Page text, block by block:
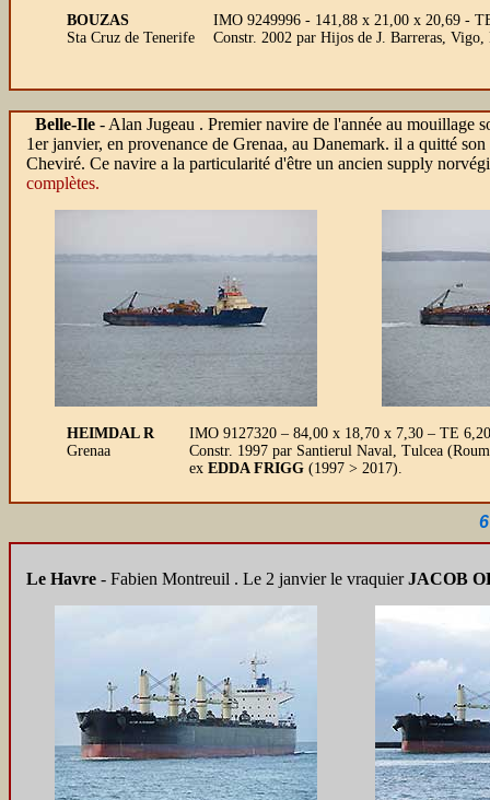
BOUZAS
Sta Cruz de Tenerife
IMO 9249996 - 141,88 x 21,00 x 20,69 -
Constr. 2002 par Hijos de J. Barreras,
Belle-Ile - Alan Jugeau . Premier navire de l'année au mouillage
1er janvier, en provenance de Grenaa, au Danemark. il a quitté
Cheviré. Ce navire a la particularité d'être un ancien supply
complètes.
HEIMDAL R
Grenaa
IMO 9127320 – 84,00 x 18,70 x 7,30 – TE
Constr. 1997 par Santierul Naval, Tulcea
ex EDDA FRIGG (1997 > 2017).
Le Havre - Fabien Montreuil . Le 2 janvier le vraquierJACOB